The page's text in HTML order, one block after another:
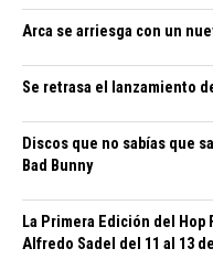
Arca se arriesga con un
Se retrasa el lanzamiento
Discos que no sabías que
Bad Bunny
La Primera Edición del
Alfredo Sadel del 11 al 13